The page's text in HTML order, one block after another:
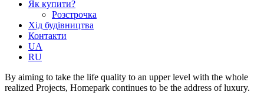
Як купити?
Розстрочка
Хід будівництва
Контакти
UA
RU
By aiming to take the life quality to an upper level with the whole
realized Projects, Homepark continues to be the address of luxury.